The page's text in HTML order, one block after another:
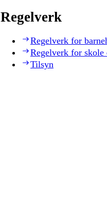
Regelverk
Regelverk for
Regelverk for
Tilsyn